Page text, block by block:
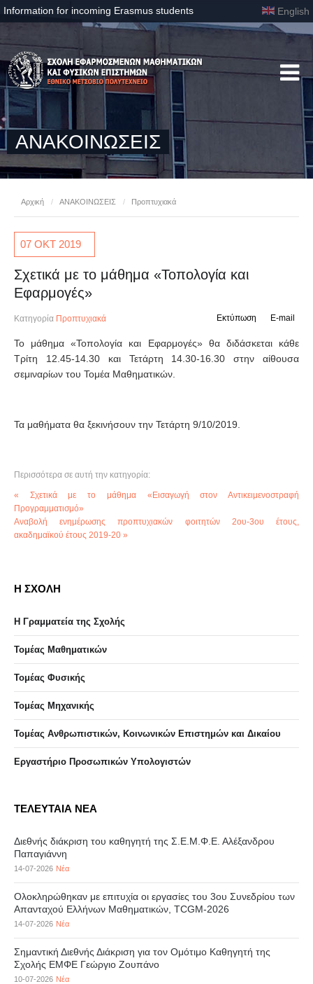
Information for incoming Erasmus students English
ΑΝΑΚΟΙΝΩΣΕΙΣ
Αρχική / ΑΝΑΚΟΙΝΩΣΕΙΣ / Προπτυχιακά
07 ΟΚΤ 2019
Σχετικά με το μάθημα «Τοπολογία και
Εφαρμογές»
Κατηγορία Προπτυχιακά E-mail
Εκτύπωση
Το μάθημα «Τοπολογία και Εφαρμογές» θα διδάσκεται κάθε
Τρίτη 12.45-14.30 και Τετάρτη 14.30-16.30 στην αίθουσα
σεμιναρίων του Τομέα Μαθηματικών.
Τα μαθήματα θα ξεκινήσουν την Τετάρτη 9/10/2019.
Περισσότερα σε αυτή την κατηγορία:
« Σχετικά με το μάθημα «Εισαγωγή στον Αντικειμενοστραφή
Προγραμματισμό»
Αναβολή ενημέρωσης προπτυχιακών φοιτητών 2ου-3ου έτους,
ακαδημαϊκού έτους 2019-20 »
Η ΣΧΟΛΗ
Η Γραμματεία της Σχολής
Τομέας Μαθηματικών
Τομέας Φυσικής
Τομέας Μηχανικής
Τομέας Ανθρωπιστικών, Κοινωνικών Επιστημών και Δικαίου
Eργαστήριo Προσωπικών Υπολογιστών
ΤΕΛΕΥΤΑΙΑ ΝΕΑ
Διεθνής διάκριση του καθηγητή της Σ.Ε.Μ.Φ.Ε. Αλέξανδρου
Παπαγιάννη
14-07-2026 Νέα
Ολοκληρώθηκαν με επιτυχία οι εργασίες του 3ου Συνεδρίου των
Απανταχού Ελλήνων Μαθηματικών, TCGM-2026
14-07-2026 Νέα
Σημαντική Διεθνής Διάκριση για τον Ομότιμο Καθηγητή της
Σχολής ΕΜΦΕ Γεώργιο Ζουπάνο
10-07-2026 Νέα